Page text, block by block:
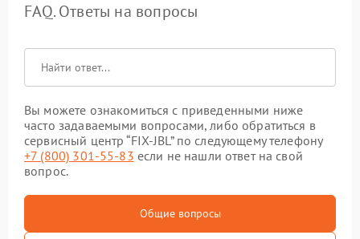
FAQ. Ответы на вопросы
Вы можете ознакомиться с приведенными ниже
часто задаваемыми вопросами, либо обратиться в
сервисный центр “FIX-JBL” по следующему телефону
+7 (800) 301-55-83 если не нашли ответ на свой
вопрос.
Общие вопросы